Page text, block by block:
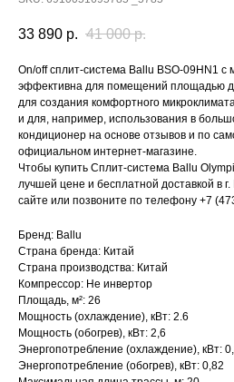
33 890 р. 41 000 р.
On/off сплит-система Ballu BSO-09HN1
эффективна для помещений площадью
для создания комфортного
и для, например, использования в
кондиционер на основе отзывов и по
официальном интернет-магазине.
Чтобы купить Сплит-система Ballu
лучшей цене и бесплатной доставкой в
сайте или позвоните по телефону +7
Бренд: Ballu
Страна бренда: Китай
Страна производства: Китай
Компрессор: Не инвертор
Площадь, м²: 26
Мощность (охлаждение), кВт: 2.6
Мощность (обогрев), кВт: 2,6
Энергопотребление (охлаждение), кВт:
Энергопотребление (обогрев), кВт: 0,82